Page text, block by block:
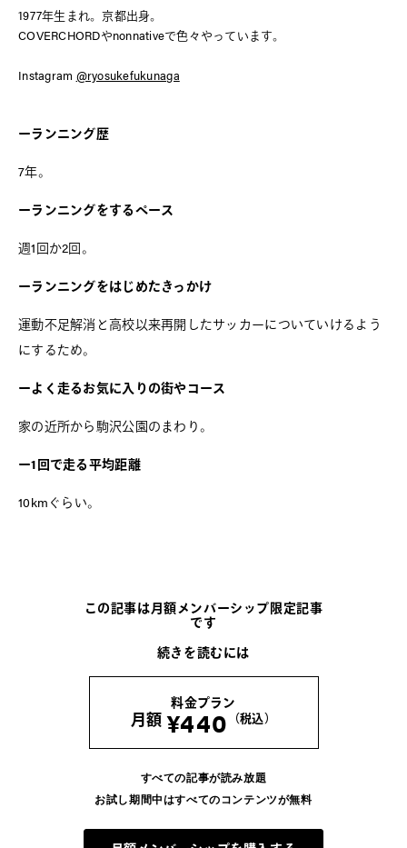
1977年生まれ。京都出身。
COVERCHORDやnonnativeで色々やっています。
Instagram @ryosukefukunaga
ーランニング歴
7年。
ーランニングをするペース
週1回か2回。
ーランニングをはじめたきっかけ
運動不足解消と高校以来再開したサッカーについていけるよう
にするため。
ーよく走るお気に入りの街やコース
家の近所から駒沢公園のまわり。
ー1回で走る平均距離
10kmぐらい。
この記事は月額メンバーシップ限定記事
です
続きを読むには
料金プラン
月額 ¥440 （税込）
すべての記事が読み放題
お試し期間中はすべてのコンテンツが無料